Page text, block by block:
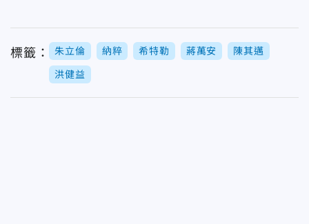
標籤： 朱立倫 納粹 希特勒 蔣萬安 陳其邁
洪健益